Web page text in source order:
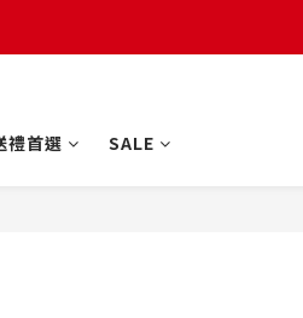
禮首選 SALE